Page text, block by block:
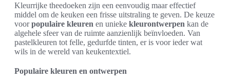
Kleurrijke theedoeken zijn een eenvoudig maar effectief
middel om de keuken een frisse uitstraling te geven. De keuze
voorpopulaire kleuren en unieke kleurontwerpen kan de
algehele sfeer van de ruimte aanzienlijk beïnvloeden. Van
pastelkleuren tot felle, gedurfde tinten, er is voor ieder wat
wils in de wereld van keukentextiel.
Populaire kleuren en ontwerpen